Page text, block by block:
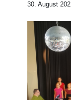
30. August